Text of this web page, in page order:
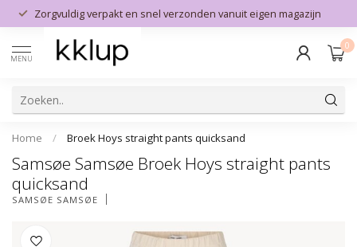
Zorgvuldig verpakt en snel verzonden vanuit eigen magazijn
MENU
0
Home / Broek Hoys straight pants quicksand
Samsøe Samsøe Broek Hoys straight pants
quicksand
SAMSØE SAMSØE